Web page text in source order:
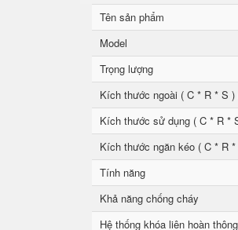
Tên sản phẩm
Model
Trọng lượng
Kích thước ngoài ( C * R * S )
Kích thước sử dụng ( C * R *
Kích thước ngăn kéo ( C * R
Tính năng
Khả năng chống cháy
Hệ thống khóa liên hoàn